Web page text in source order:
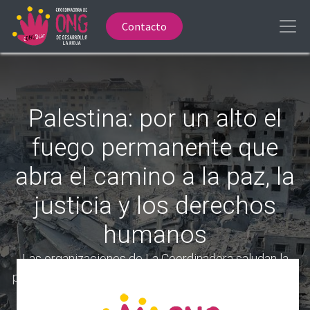
Contacto
Palestina: por un alto el
fuego permanente que
abra el camino a la paz, la
justicia y los derechos
humanos
Las organizaciones de La Coordinadora saludan la
posibilidad del acuerdo de alto al fuego en Gaza. Ante
las últimas informaciones sobre el retraso de la